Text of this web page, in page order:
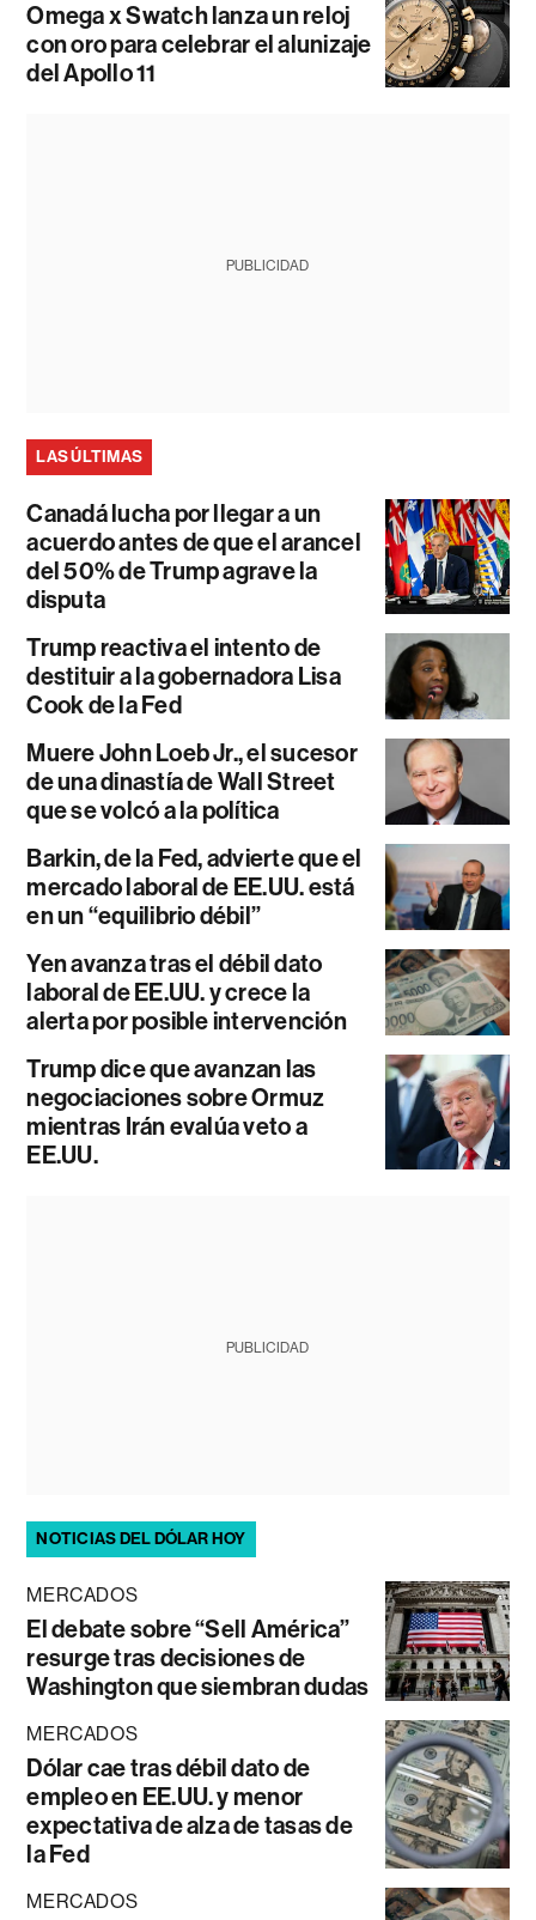
Omega x Swatch lanza un reloj
con oro para celebrar el alunizaje
del Apollo 11
PUBLICIDAD
LAS ÚLTIMAS
Canadá lucha por llegar a un
acuerdo antes de que el arancel
del 50% de Trump agrave la
disputa
Trump reactiva el intento de
destituir a la gobernadora Lisa
Cook de la Fed
Muere John Loeb Jr., el sucesor
de una dinastía de Wall Street
que se volcó a la política
Barkin, de la Fed, advierte que el
mercado laboral de EE.UU. está
en un “equilibrio débil”
Yen avanza tras el débil dato
laboral de EE.UU. y crece la
alerta por posible intervención
Trump dice que avanzan las
negociaciones sobre Ormuz
mientras Irán evalúa veto a
EE.UU.
PUBLICIDAD
NOTICIAS DEL DÓLAR HOY
MERCADOS
El debate sobre “Sell América”
resurge tras decisiones de
Washington que siembran dudas
MERCADOS
Dólar cae tras débil dato de
empleo en EE.UU. y menor
expectativa de alza de tasas de
la Fed
MERCADOS